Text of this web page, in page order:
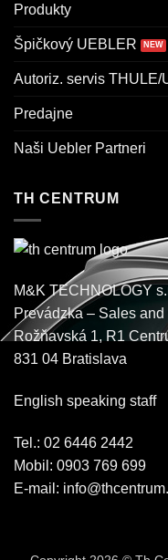
Produkty
Špičkový UEBLER
Autoriz. servis THULE/
Predajne
Naši Uebler Partneri
TH CENTRUM
M&K TECHNOLOGY
Prevádzka – Sales
Rožňavská 1, R1
831 04 Bratislava
English speaking staff
Tel.: 02 6446 2442
Mobil: 0903 769 699
E-mail: